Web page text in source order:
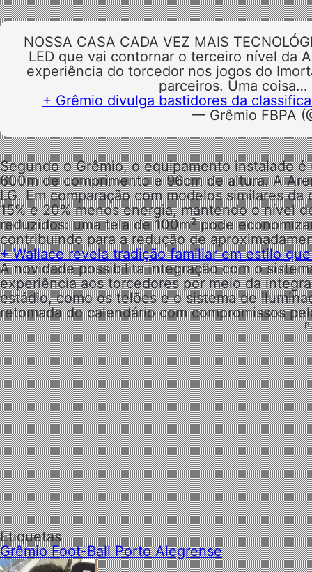
NOSSA CASA CADA VEZ MAIS
LED que vai contornar o terceiro nível da
experiência do torcedor nos jogos do
parceiros. Uma
+ Grêmio divulga bastidores da
— Grêmio FBPA
Segundo o Grêmio, oequipamento instalado é
600m de comprimento e 96cm de altura. A
LG. Em comparação com modelos similares
15% e 20% menos energia, mantendo o nível
reduzidos: uma tela de 100m² pode
contribuindo para a redução de
+ Wallace revela tradição familiar em estilo
A novidade possibilita integração com o
experiência aos torcedores por meio da
estádio, como os telões e o sistema de
retomada do calendário com compromissos
Etiquetas
Grêmio Foot-Ball Porto Alegrense